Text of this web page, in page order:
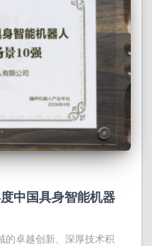
中国具身智能机器
的卓越创新、深厚技术积